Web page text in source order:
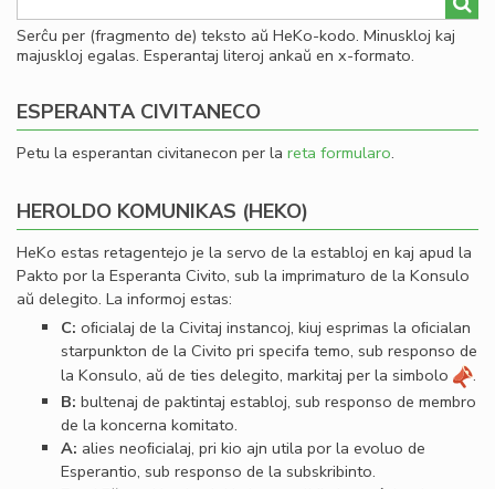
Serĉu per (fragmento de) teksto aŭ HeKo-kodo. Minuskloj kaj
majuskloj egalas. Esperantaj literoj ankaŭ en x-formato.
ESPERANTA CIVITANECO
Petu la esperantan civitanecon per la reta formularo.
HEROLDO KOMUNIKAS (HEKO)
HeKo estas retagentejo je la servo de la establoj en kaj apud la
Pakto por la Esperanta Civito, sub la imprimaturo de la Konsulo
aŭ delegito. La informoj estas:
C: oﬁcialaj de la Civitaj instancoj, kiuj esprimas la oﬁcialan
starpunkton de la Civito pri specifa temo, sub responso de
la Konsulo, aŭ de ties delegito, markitaj per la simbolo
.
B: bultenaj de paktintaj establoj, sub responso de membro
de la koncerna komitato.
A: alies neoﬁcialaj, pri kio ajn utila por la evoluo de
Esperantio, sub responso de la subskribinto.